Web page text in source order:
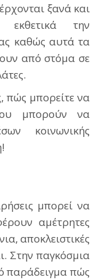
ξανά και
εκθετικά την
καθώς αυτά τα
από στόμα σε
πώς μπορείτε να
μπορούν να
κοινωνικής
μπορεί να
αμέτρητες
αποκλειστικές
Στην παγκόσμια
παράδειγμα πώς